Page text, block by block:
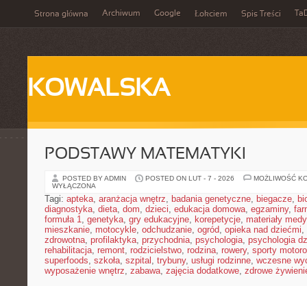
Strona główna Archiwum Google Łokciem Spis Treści
KOWALSKA
PODSTAWY MATEMATYKI
POSTED BY ADMIN POSTED ON LUT - 7 - 2026
MOŻLIWOŚĆ
WYŁĄCZONA
Tagi: apteka, aranżacja wnętrz, badania genetyczne, biegacze,
diagnostyka, dieta, dom, dzieci, edukacja domowa, egzaminy,
formuła 1, genetyka, gry edukacyjne, korepetycje, materiały
mieszkanie, motocykle, odchudzanie, ogród, opieka nad dziećmi,
zdrowotna, profilaktyka, przychodnia, psychologia, psychologia
rehabilitacja, remont, rodzicielstwo, rodzina, rowery, sporty
superfoods, szkoła, szpital , trybuny, usługi rodzinne, wczesne
wyposażenie wnętrz, zabawa, zajęcia dodatkowe, zdrowe